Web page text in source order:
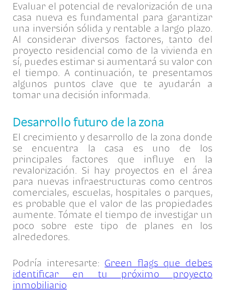
Evaluar el potencial de revalorización de una
casa nueva es fundamental para garantizar
una inversión sólida y rentable a largo plazo.
Al considerar diversos factores, tanto del
proyecto residencial como de la vivienda en
sí, puedes estimar si aumentará su valor con
el tiempo. A continuación, te presentamos
algunos puntos clave que te ayudarán a
tomar una decisión informada.
Desarrollo futuro de la zona
El crecimiento y desarrollo de la zona donde
se encuentra la casa es uno de los
principales factores que influye en la
revalorización. Si hay proyectos en el área
para nuevas infraestructuras como centros
comerciales, escuelas, hospitales o parques,
es probable que el valor de las propiedades
aumente. Tómate el tiempo de investigar un
poco sobre este tipo de planes en los
alrededores.
Podría interesarte: Green flags que debes
identificar en tu próximo proyecto
inmobiliario